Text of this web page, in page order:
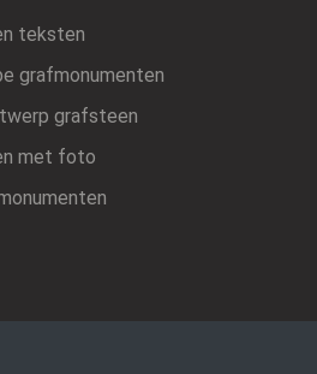
teksten
grafmonumenten
grafsteen
met foto